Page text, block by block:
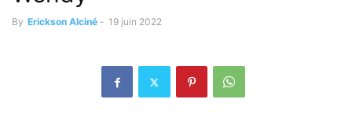
By Erickson Alciné - 19 juin 2022